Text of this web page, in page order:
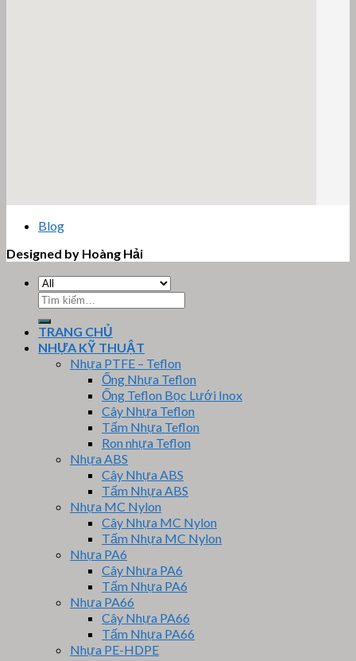
Blog
Designed by Hoàng Hải
Tìm
kiếm:
TRANG CHỦ
NHỰA KỸ THUẬT
Nhựa PTFE – Teflon
Ống Nhựa Teflon
Ống Teflon Bọc Lưới Inox
Cây Nhựa Teflon
Tấm Nhựa Teflon
Ron nhựa Teflon
Nhựa ABS
Cây Nhựa ABS
Tấm Nhựa ABS
Nhựa MC Nylon
Cây Nhựa MC Nylon
Tấm Nhựa MC Nylon
Nhựa PA6
Cây Nhựa PA6
Tấm Nhựa PA6
Nhựa PA66
Cây Nhựa PA66
Tấm Nhựa PA66
Nhựa PE-HDPE